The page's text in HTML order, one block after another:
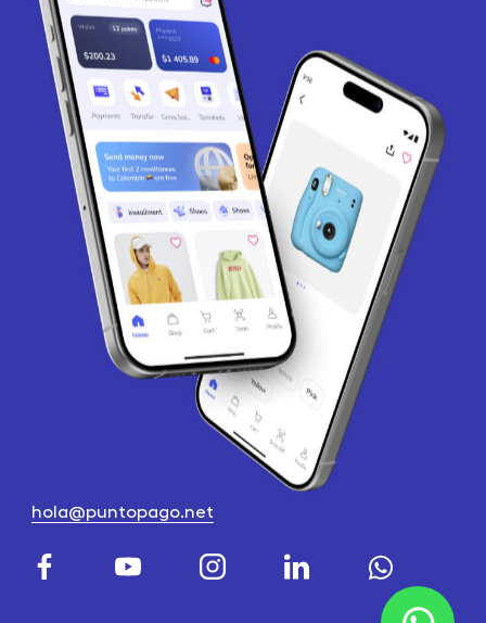
hola@puntopago.net